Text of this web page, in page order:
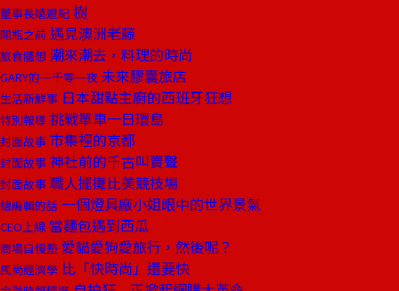
董事長嬉遊記 樹
開瓶之前 遇見澳洲老藤
旅食隨想 潮來潮去，料理的時尚
GARY的一千零一夜 未來膠囊旅店
生活新鮮事 日本甜點主廚的西班牙狂想
特別報導 挑戰單車一日環島
封面故事 市集裡的京都
封面故事 神社前的千古叫賣聲
封面故事 職人擺攤比美競技場
總編輯的話 一個燈具廠小姐眼中的世界景氣
CEO上線 當麵包遇到西瓜
商場自慢塾 愛貓愛狗愛旅行，然後呢？
風尚經濟學 比「快時尚」還要快